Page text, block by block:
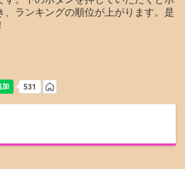
、ランキングの順位が上がります。是